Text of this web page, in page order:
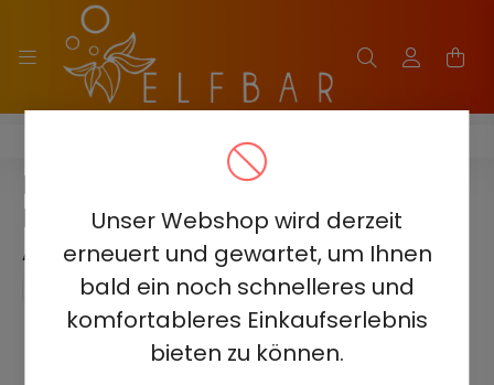
Unser Webshop wird derzeit
erneuert und gewartet, um Ihnen
bald ein noch schnelleres und
komfortableres Einkaufserlebnis
bieten zu können.
ELF BAR PI9000
ELF BAR PI9000 - RASPBERRY
PASSION FRUIT ORANGE 5% -
AUFLADBAR